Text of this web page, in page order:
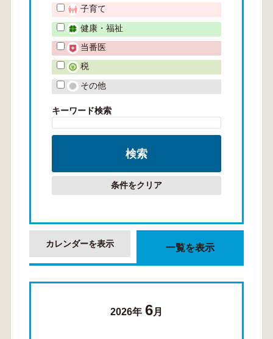
子育て
健康・福祉
当番医
税
その他
キーワード検索
条件をクリア
カレンダーを表示 一覧を表示
2026年 6月